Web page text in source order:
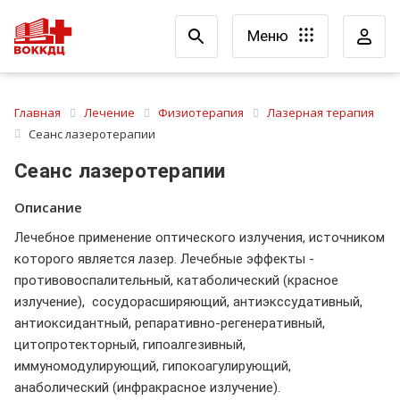
Меню
Главная Лечение Физиотерапия
Лазерная терапия
Сеанс лазеротерапии
Сеанс лазеротерапии
Описание
Лечебное применение оптического излучения, источником
которого является лазер. Лечебные эффекты -
противовоспалительный, катаболический (красное
излучение), сосудорасширяющий, антиэкссудативный,
антиоксидантный, репаративно-регенеративный,
цитопротекторный, гипоалгезивный,
иммуномодулирующий, гипокоагулирующий,
анаболический (инфракрасное излучение).